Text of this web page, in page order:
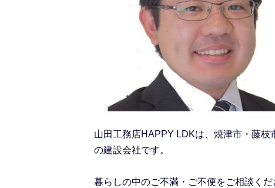
山田工務店HAPPY LDKは、焼津市・藤
の建設会社です。
暮らしの中のご不満・ご不便をご相談くだ